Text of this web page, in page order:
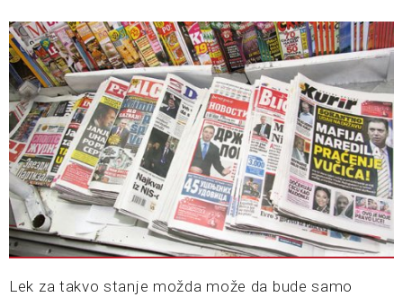
Lek za takvo stanje možda može da bude samo